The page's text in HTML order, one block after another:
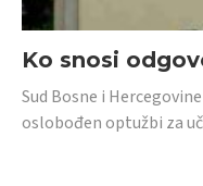
Ko snosi
Sud Bosne i
oslobođen optužbi za